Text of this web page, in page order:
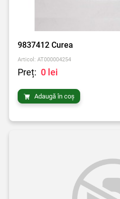
9837412 Curea
Articol: AT000004254
Preț: 0 lei
Adaugă în coș